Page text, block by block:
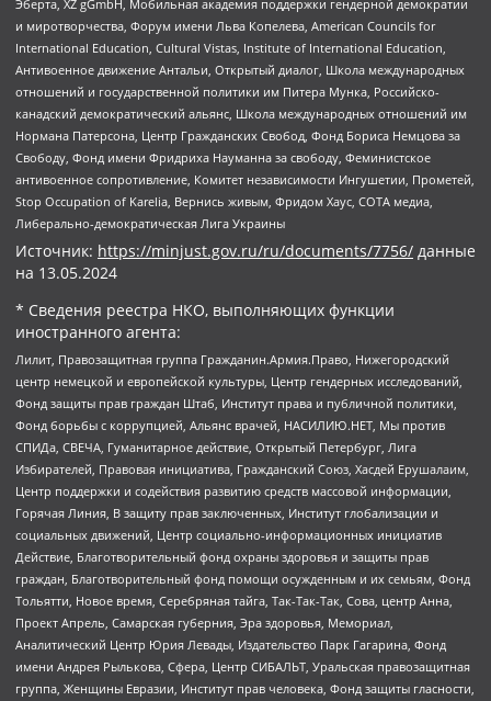
Эберта, XZ gGmbH, Мобильная академия поддержки гендерной демократии
и миротворчества, Форум имени Льва Копелева, American Councils for
International Education, Cultural Vistas, Institute of International Education,
Антивоенное движение Антальи, Открытый диалог, Школа международных
отношений и государственной политики им Питера Мунка, Российско-
канадский демократический альянс, Школа международных отношений им
Нормана Патерсона, Центр Гражданских Свобод, Фонд Бориса Немцова за
Свободу, Фонд имени Фридриха Науманна за свободу, Феминистское
антивоенное сопротивление, Комитет независимости Ингушетии, Прометей,
Stop Occupation of Karelia, Вернись живым, Фридом Хаус, СОТА медиа,
Либерально-демократическая Лига Украины
Источник: https://minjust.gov.ru/ru/documents/7756/ данные
на 13.05.2024
* Сведения реестра НКО, выполняющих функции
иностранного агента:
Лилит, Правозащитная группа Гражданин.Армия.Право, Нижегородский
центр немецкой и европейской культуры, Центр гендерных исследований,
Фонд защиты прав граждан Штаб, Институт права и публичной политики,
Фонд борьбы с коррупцией, Альянс врачей, НАСИЛИЮ.НЕТ, Мы против
СПИДа, СВЕЧА, Гуманитарное действие, Открытый Петербург, Лига
Избирателей, Правовая инициатива, Гражданский Союз, Хасдей Ерушалаим,
Центр поддержки и содействия развитию средств массовой информации,
Горячая Линия, В защиту прав заключенных, Институт глобализации и
социальных движений, Центр социально-информационных инициатив
Действие, Благотворительный фонд охраны здоровья и защиты прав
граждан, Благотворительный фонд помощи осужденным и их семьям, Фонд
Тольятти, Новое время, Серебряная тайга, Так-Так-Так, Сова, центр Анна,
Проект Апрель, Самарская губерния, Эра здоровья, Мемориал,
Аналитический Центр Юрия Левады, Издательство Парк Гагарина, Фонд
имени Андрея Рылькова, Сфера, Центр СИБАЛЬТ, Уральская правозащитная
группа, Женщины Евразии, Институт прав человека, Фонд защиты гласности,